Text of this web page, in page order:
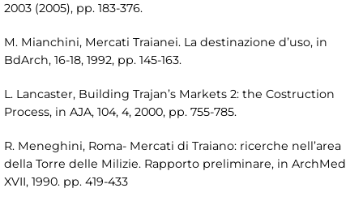
2003 (2005), pp. 183-376.
M. Mianchini, Mercati Traianei. La destinazione d’uso, in
BdArch, 16-18, 1992, pp. 145-163.
L. Lancaster, Building Trajan’s Markets 2: the Costruction
Process, in AJA, 104, 4, 2000, pp. 755-785.
R. Meneghini, Roma- Mercati di Traiano: ricerche nell’area
della Torre delle Milizie. Rapporto preliminare, in ArchMed
XVII, 1990. pp. 419-433